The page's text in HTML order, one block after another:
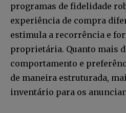
programas de fidelidade
experiência de compra
estimula a recorrência e
proprietária. Quanto mais
comportamento e
de maneira estruturada,
inventário para os